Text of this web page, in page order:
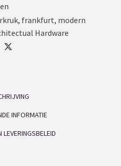
, frankfurt, modern
Hardware
INFORMATIE